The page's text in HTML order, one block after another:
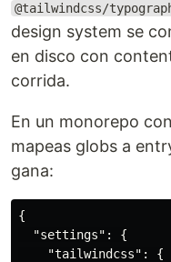
@tailwindcss/
design system se
en disco con
corrida.
En un monorepo
mapeas globs a
gana:
{
"settings" :
{
"tailwindcss" :
{